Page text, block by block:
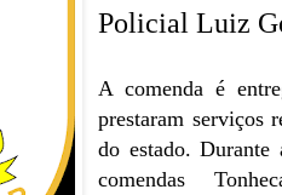
Policial Luiz
A comenda é
prestaram serviços
do estado. Durante
comendas